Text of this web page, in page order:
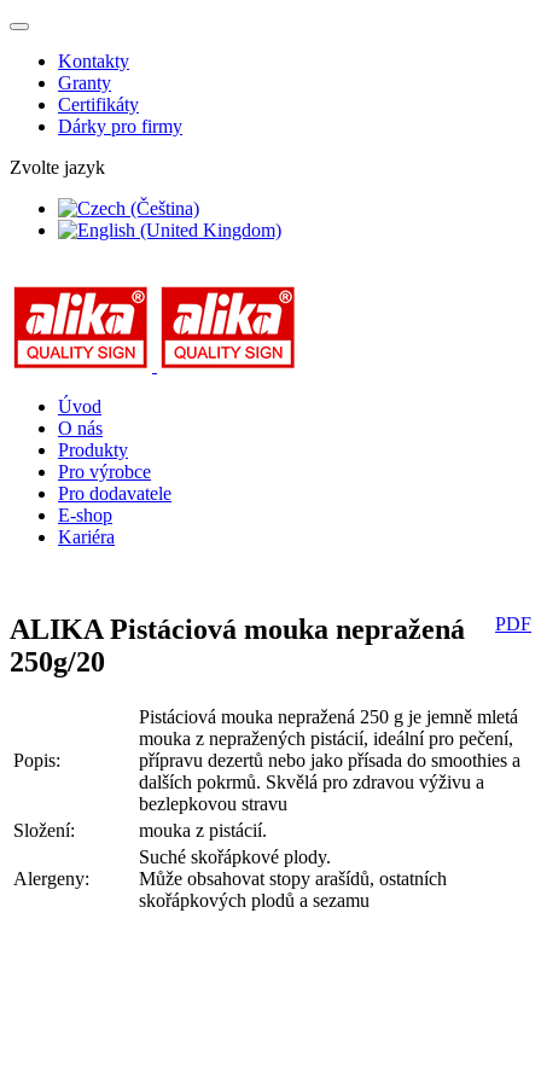
Kontakty
Granty
Certifikáty
Dárky pro firmy
Zvolte jazyk
Úvod
O nás
Produkty
Pro výrobce
Pro dodavatele
E-shop
Kariéra
PDF
ALIKA Pistáciová mouka nepražená
250g/20
Popis:
Pistáciová mouka nepražená 250 g je jemně mletá
mouka z nepražených pistácií, ideální pro pečení,
přípravu dezertů nebo jako přísada do smoothies a
dalších pokrmů. Skvělá pro zdravou výživu a
bezlepkovou stravu
Složení:
mouka z pistácií.
Alergeny:
Suché skořápkové plody.
Může obsahovat stopy arašídů, ostatních
skořápkových plodů a sezamu